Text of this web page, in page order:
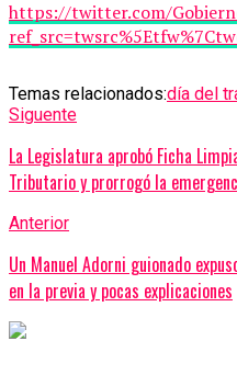
https://twitter.com/
Temas relacionados:día del
Siguente
La Legislatura aprobó Ficha
Tributario y prorrogó la
Anterior
Un Manuel Adorni guionado
en la previa y pocas explicaciones